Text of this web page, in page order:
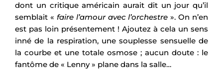
dont un critique américain aurait dit un jour qu’il
semblait « faire l’amour avec l’orchestre ». On n’en
est pas loin présentement ! Ajoutez à cela un sens
inné de la respiration, une souplesse sensuelle de
la courbe et une totale osmose ; aucun doute : le
fantôme de « Lenny » plane dans la salle…